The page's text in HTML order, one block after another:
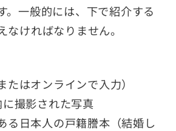
。一般的には、下で紹介する
なければなりません。
たはオンラインで入力）
撮影された写真
る日本人の戸籍謄本（結婚し